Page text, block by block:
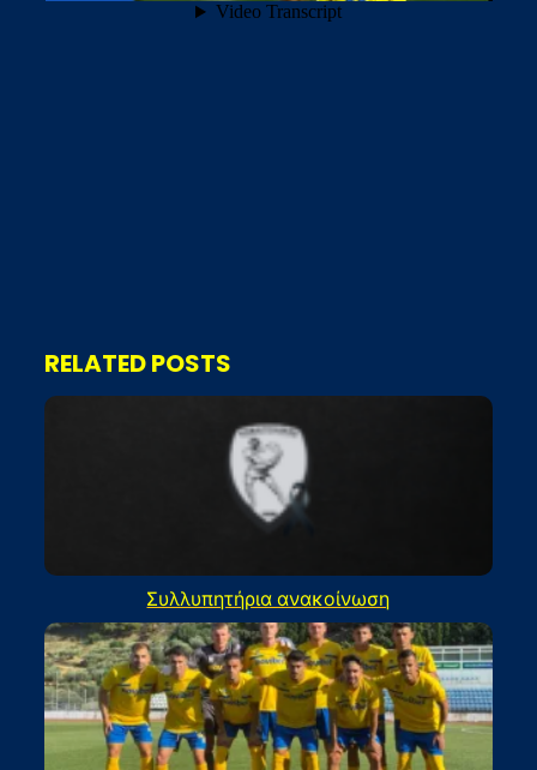
RELATED POSTS
Συλλυπητήρια ανακοίνωση